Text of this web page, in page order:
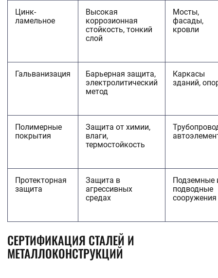
Цинк-
ламельное
Высокая
коррозионная
стойкость, тонкий
слой
Мосты,
фасады,
кровли
Гальванизация
Барьерная защита,
электролитический
метод
Каркасы
зданий,
Полимерные
покрытия
Защита от химии,
влаги,
термостойкость
Протекторная
защита
Защита в
агрессивных
средах
Подземные
подводные
сооружения
СЕРТИФИКАЦИЯ СТАЛЕЙ И
МЕТАЛЛОКОНСТРУКЦИЙ